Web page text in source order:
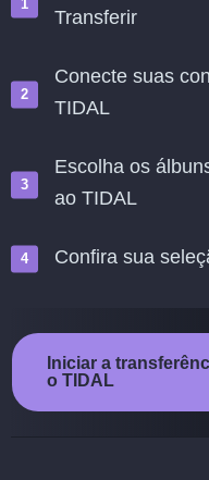
Transferir
Conecte suas
TIDAL
Escolha os
ao TIDAL
Confira sua
Iniciar a
o TIDAL